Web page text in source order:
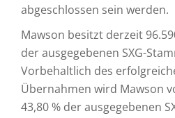
abgeschlossen sein werden.
Mawson besitzt derzeit
der ausgegebenen SXG-
Vorbehaltlich des
Übernahmen wird Mawson
43,80 % der ausgegebenen